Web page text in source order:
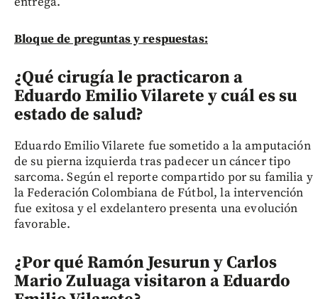
Bloque de preguntas y respuestas:
¿Qué cirugía le practicaron a
Eduardo Emilio Vilarete y cuál es su
estado de salud?
Eduardo Emilio Vilarete fue sometido a la amputación
de su pierna izquierda tras padecer un cáncer tipo
sarcoma. Según el reporte compartido por su familia y
la Federación Colombiana de Fútbol, la intervención
fue exitosa y el exdelantero presenta una evolución
favorable.
¿Por qué Ramón Jesurun y Carlos
Mario Zuluaga visitaron a Eduardo